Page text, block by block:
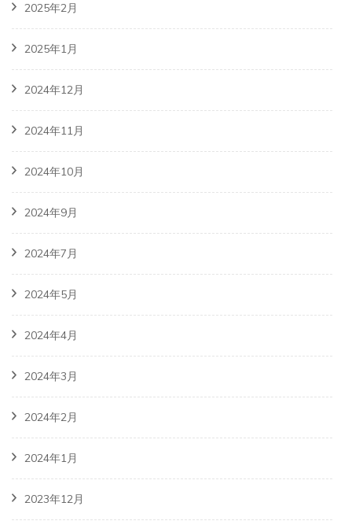
2025年2月
2025年1月
2024年12月
2024年11月
2024年10月
2024年9月
2024年7月
2024年5月
2024年4月
2024年3月
2024年2月
2024年1月
2023年12月